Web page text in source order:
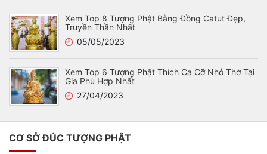
Xem Top 8 Tượng Phật Bằng Đồng Catut Đẹp,
Truyền Thần Nhất
05/05/2023
Xem Top 6 Tượng Phật Thích Ca Cỡ Nhỏ Thờ Tại
Gia Phù Hợp Nhất
27/04/2023
CƠ SỞ ĐÚC TƯỢNG PHẬT